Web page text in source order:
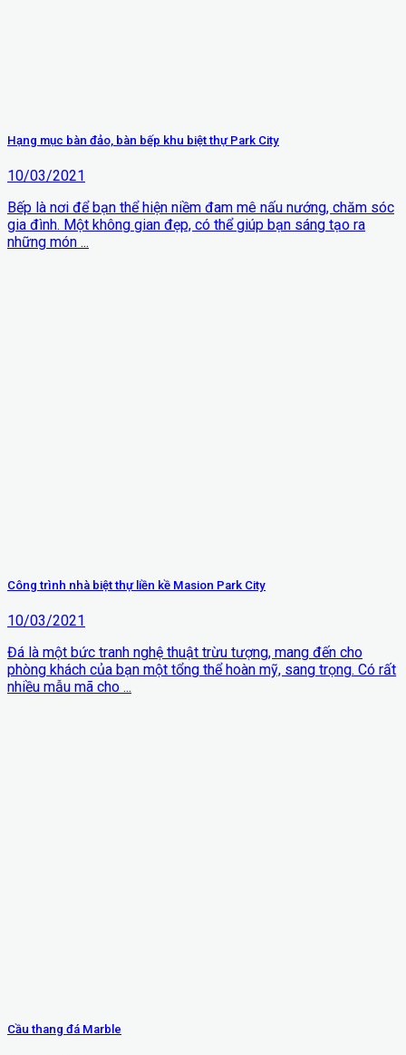
Hạng mục bàn đảo, bàn bếp khu biệt thự Park City
10/03/2021
Bếp là nơi để bạn thể hiện niềm đam mê nấu nướng, chăm sóc
gia đình. Một không gian đẹp, có thể giúp bạn sáng tạo ra
những món ...
Công trình nhà biệt thự liền kề Masion Park City
10/03/2021
Đá là một bức tranh nghệ thuật trừu tượng, mang đến cho
phòng khách của bạn một tổng thể hoàn mỹ, sang trọng. Có rất
nhiều mẫu mã cho ...
Cầu thang đá Marble